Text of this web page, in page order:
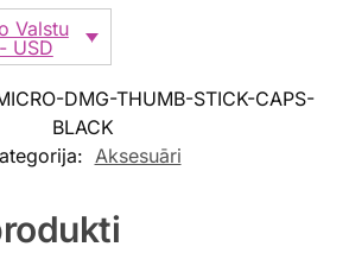
Valstu
USD
DMG-THUMB-STICK-CAPS-
BLACK
Aksesuāri